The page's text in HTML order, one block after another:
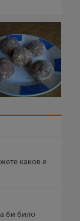
каков е
би било